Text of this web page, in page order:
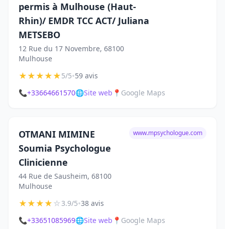
permis à Mulhouse (Haut-
Rhin)/ EMDR TCC ACT/ Juliana
METSEBO
12 Rue du 17 Novembre, 68100
Mulhouse
★★★★★5/5•59 avis
📞+33664661570🌐Site web 📍 Google Maps
OTMANI MIMINE
Soumia Psychologue
Clinicienne
44 Rue de Sausheim, 68100
Mulhouse
www.mpsychologue.com
★★★★☆3.9/5•38 avis
📞+33651085969🌐Site web 📍 Google Maps